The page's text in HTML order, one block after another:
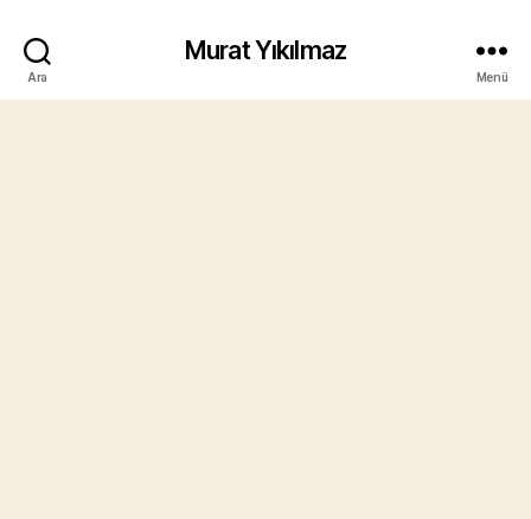
Ara
Murat Yıkılmaz
Menü